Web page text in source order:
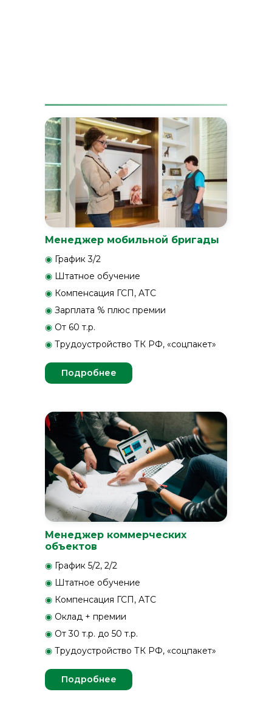
Менеджер мобильной бригады
◉ График 3/2
◉ Штатное обучение
◉ Компенсация ГСП, АТС
◉ Зарплата % плюс премии
◉ От 60 т.р.
◉ Трудоустройство ТК РФ, «соцпакет»
Подробнее
Менеджер коммерческих
объектов
◉ График 5/2, 2/2
◉ Штатное обучение
◉ Компенсация ГСП, АТС
◉ Оклад + премии
◉ От 30 т.р. до 50 т.р.
◉ Трудоустройство ТК РФ, «соцпакет»
Подробнее